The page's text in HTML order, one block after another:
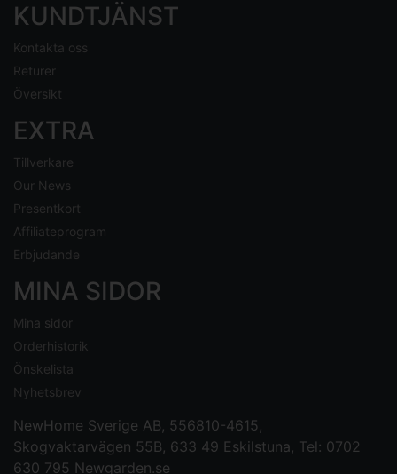
KUNDTJÄNST
Kontakta oss
Returer
Översikt
EXTRA
Tillverkare
Our News
Presentkort
Affiliateprogram
Erbjudande
MINA SIDOR
Mina sidor
Orderhistorik
Önskelista
Nyhetsbrev
NewHome Sverige AB, 556810-4615,
Skogvaktarvägen 55B, 633 49 Eskilstuna, Tel: 0702
630 795 Newgarden.se